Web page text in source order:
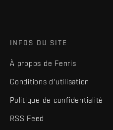
INFOS DU SITE
À propos de Fenris
Conditions d'utilisation
Politique de confidentialité
RSS Feed